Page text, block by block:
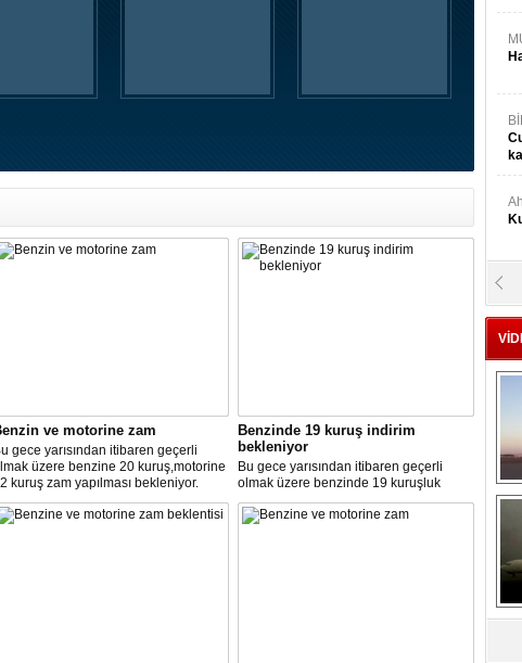
ve motorine zam
gece yarısından itibaren geçerli
üzere benzine 20 kuruş,motorine
kuruş zam yapılması bekleniyor.
Benzinde 19 kuruş indirim
bekleniyor
Bu gece yarısından itibaren geçerli
olmak üzere benzinde 19 kuruşluk
indirim gerçekleşti.